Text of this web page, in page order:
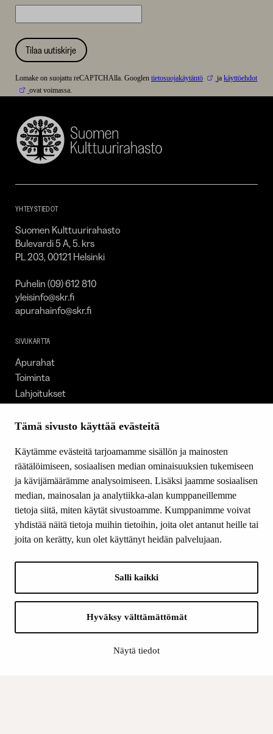
Tämä sivusto käyttää evästeitä
Käytämme evästeitä tarjoamamme sisällön ja mainosten
räätälöimiseen, sosiaalisen median ominaisuuksien tukemiseen
ja kävijämäärämme analysoimiseen. Lisäksi jaamme sosiaalisen
median, mainosalan ja analytiikka-alan kumppaneillemme
tietoja siitä, miten käytät sivustoamme. Kumppanimme voivat
yhdistää näitä tietoja muihin tietoihin, joita olet antanut heille tai
joita on kerätty, kun olet käyttänyt heidän palvelujaan.
Salli kaikki
Hyväksy välttämättömät
Näytä tiedot
Tilaa uutiskirje
Lomake on suojattu reCAPTCHAlla. Googlen tietosuojakäytäntö jakäyttöehdot
ovat voimassa.
Suomen
Kulttuurirahasto
YHTEYSTIEDOT
Suomen Kulttuurirahasto
Bulevardi 5 A, 5. krs
PL 203, 00121 Helsinki
Puhelin (09) 612 810
yleisinfo@skr.fi
apurahainfo@skr.fi
SIVUKARTTA
Apurahat
Toiminta
Lahjoitukset
Ajankohtaista
Yhteystiedot
SEURAA MEITÄ
Facebook
Instagram
LinkedIn
Suomen Kulttuurirahasto: